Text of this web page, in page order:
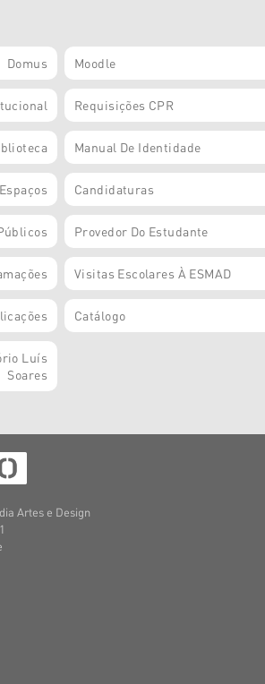
Domus Moodle
Requisições CPR
Manual De Identidade
Candidaturas
Provedor Do Estudante
Visitas Escolares À ESMAD
Catálogo
Luís
Soares
Artes e Design